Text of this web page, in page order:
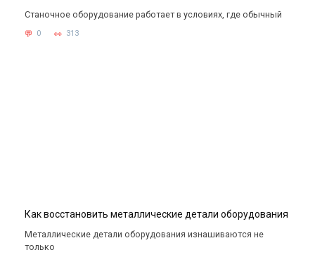
Станочное оборудование работает в условиях, где обычный
0 313
Как восстановить металлические детали оборудования
Металлические детали оборудования изнашиваются не
только